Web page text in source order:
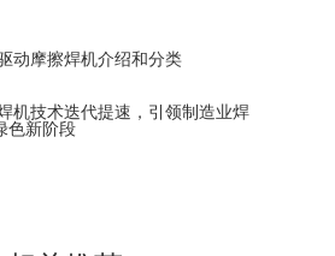
动摩擦焊机介绍和分类
机技术迭代提速，引领制造业焊
色新阶段